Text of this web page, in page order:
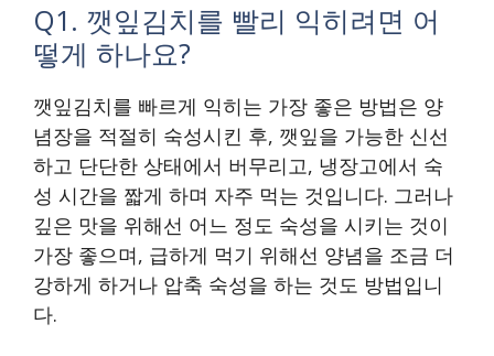
Q1. 깻잎김치를 빨리 익히려면 어
떻게 하나요?
깻잎김치를 빠르게 익히는 가장 좋은 방법은 양
념장을 적절히 숙성시킨 후, 깻잎을 가능한 신선
하고 단단한 상태에서 버무리고, 냉장고에서 숙
성 시간을 짧게 하며 자주 먹는 것입니다. 그러나
깊은 맛을 위해선 어느 정도 숙성을 시키는 것이
가장 좋으며, 급하게 먹기 위해선 양념을 조금 더
강하게 하거나 압축 숙성을 하는 것도 방법입니
다.